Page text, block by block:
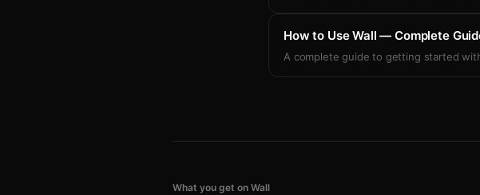
How to Use Wall — Complete
A complete guide to getting started
What you get on Wall